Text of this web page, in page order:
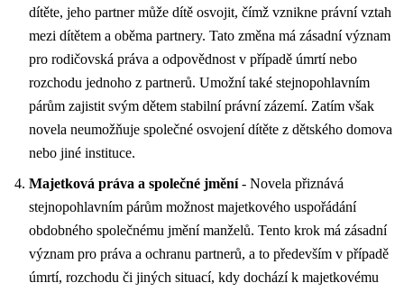
dítěte, jeho partner může dítě osvojit, čímž vznikne právní vztah
mezi dítětem a oběma partnery. Tato změna má zásadní význam
pro rodičovská práva a odpovědnost v případě úmrtí nebo
rozchodu jednoho z partnerů. Umožní také stejnopohlavním
párům zajistit svým dětem stabilní právní zázemí. Zatím však
novela neumožňuje společné osvojení dítěte z dětského domova
nebo jiné instituce.
Majetková práva a společné jmění- Novela přiznává
stejnopohlavním párům možnost majetkového uspořádání
obdobného společnému jmění manželů. Tento krok má zásadní
význam pro práva a ochranu partnerů, a to především v případě
úmrtí, rozchodu či jiných situací, kdy dochází k majetkovému